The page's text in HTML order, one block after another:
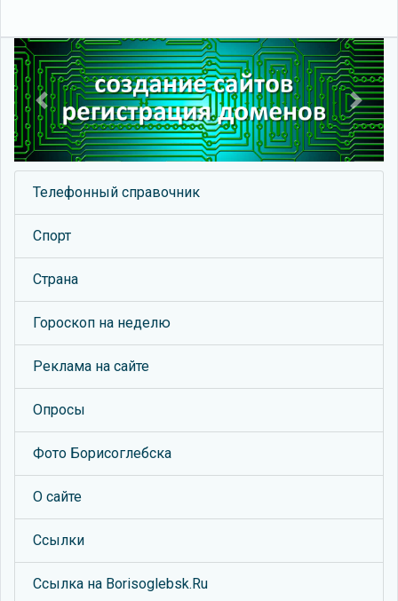
Previous Next
Телефонный справочник
Спорт
Страна
Гороскоп на неделю
Реклама на сайте
Опросы
Фото Борисоглебска
О сайте
Ссылки
Ссылка на Borisoglebsk.Ru